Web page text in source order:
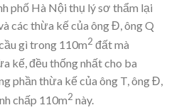
phố Hà Nội thụ lý sơ thẩm lại
các thừa kế của ông Đ, ông Q
gì trong 110m2 đất mà
kế, đều thống nhất cho ba
phần thừa kế của ông T, ông Đ,
chấp 110m2 này.